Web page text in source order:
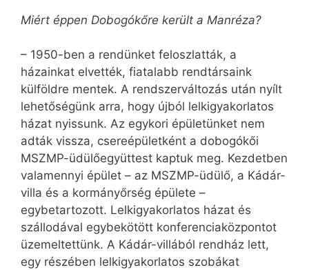
Miért éppen Dobogókőre került a Manréza?
– 1950-ben a rendünket feloszlatták, a
házainkat elvették, fiatalabb rendtársaink
külföldre mentek. A rendszerváltozás után nyílt
lehetőségünk arra, hogy újból lelkigyakorlatos
házat nyissunk. Az egykori épületünket nem
adták vissza, csereépületként a dobogókői
MSZMP-üdülőegyüttest kaptuk meg. Kezdetben
valamennyi épület – az MSZMP-üdülő, a Kádár-
villa és a kormányőrség épülete –
egybetartozott. Lelkigyakorlatos házat és
szállodával egybekötött konferenciaközpontot
üzemeltettünk. A Kádár-villából rendház lett,
egy részében lelkigyakorlatos szobákat